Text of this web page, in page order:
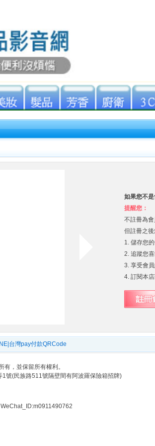
如果您不
提醒您：
不註冊為
但註冊之後
1. 儲存您
2. 追蹤您
3. 享受會
4. 訂閱本
台灣pay付款QRCode
，並保留所有權利。
號(民族路511號隔壁間有阿波羅保險箱招牌)
WeChat_ID:m0911490762